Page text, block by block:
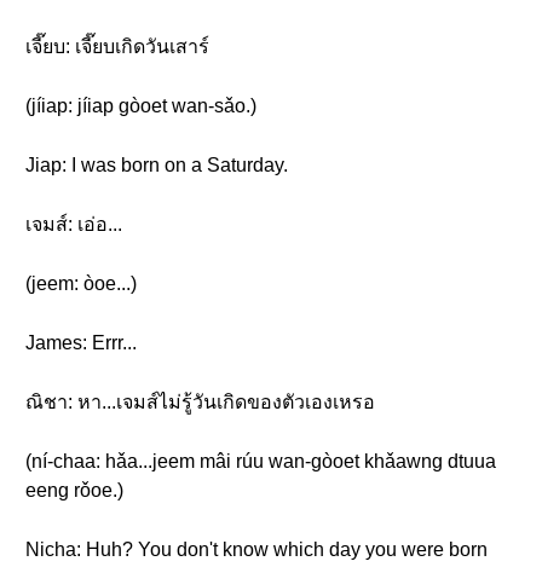
เจี๊ยบ: เจี๊ยบเกิดวันเสาร์
(jíiap: jíiap gòoet wan-sǎo.)
Jiap: I was born on a Saturday.
เจมส์: เอ่อ...
(jeem: òoe...)
James: Errr...
ณิชา: หา...เจมส์ไม่รู้วันเกิดของตัวเองเหรอ
(ní-chaa: hǎa...jeem mâi rúu wan-gòoet khǎawng dtuua
eeng rǒoe.)
Nicha: Huh? You don't know which day you were born